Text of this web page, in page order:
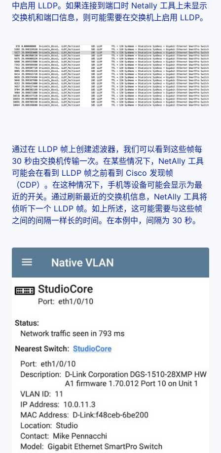
中启用 LLDP。如果连接到端口时 Netally 工具上未显示
交换机和端口信息，则可能需要在交换机上启用 LLDP。
通过在 LLDP 帧上创建滤波器，我们可以看到这些帧每
30 秒由交换机传输一次。在某些情况下，NetAlly 工具
可能会在看到 LLDP 帧之前看到 Cisco 发现帧
（CDP）。在这种情况下，手机等设备可能会显示为最
近的开关。通过刷新最近的交换机信息，NetAlly 工具将
侦听下一个 LLDP 帧。如上所述，这可能需要与这些帧
之间的间隔一样长的时间。在本例中，间隔为 30 秒。